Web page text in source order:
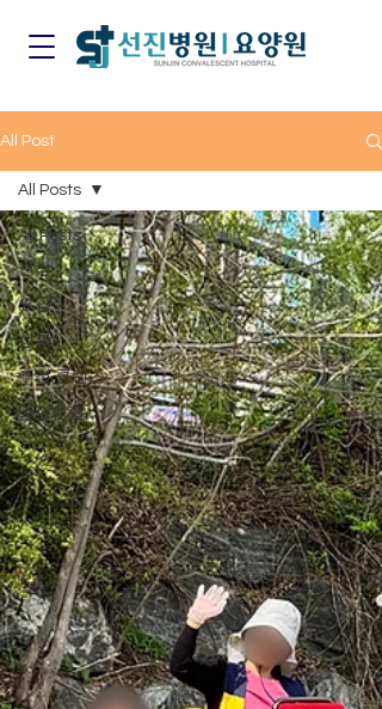
All Post
All Posts
건강
요양
생활
추천 콘텐츠
일상생활
All Posts